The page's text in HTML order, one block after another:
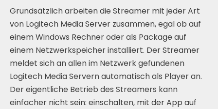
Grundsätzlich arbeiten die Streamer mit jeder Art
von Logitech Media Server zusammen, egal ob auf
einem Windows Rechner oder als Package auf
einem Netzwerkspeicher installiert. Der Streamer
meldet sich an allen im Netzwerk gefundenen
Logitech Media Servern automatisch als Player an.
Der eigentliche Betrieb des Streamers kann
einfacher nicht sein: einschalten, mit der App auf